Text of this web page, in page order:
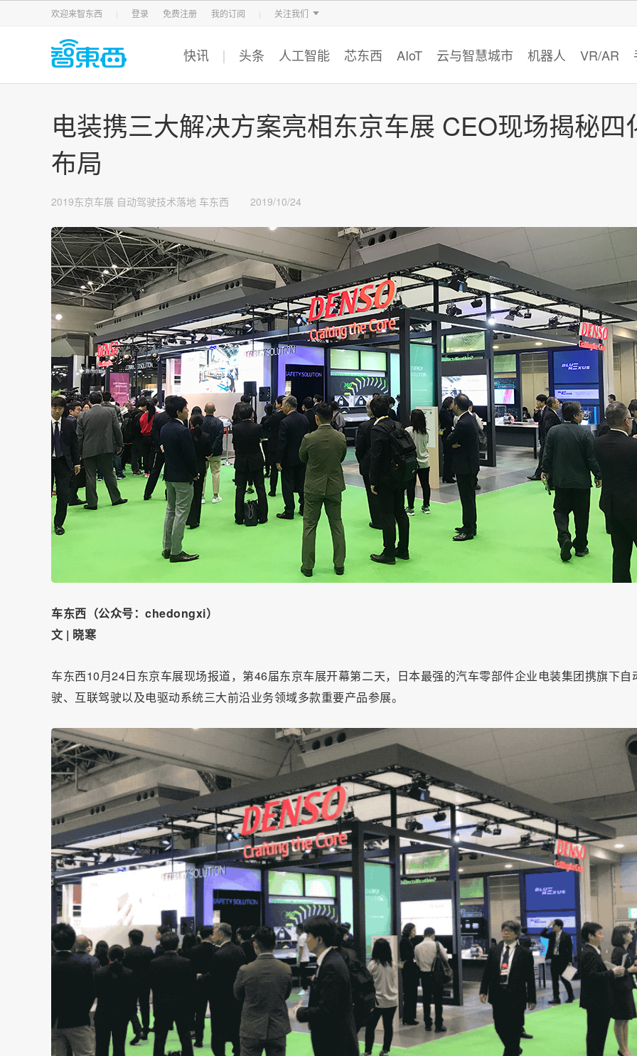
欢迎来智东西 登录 免费注册 我的订阅 关注我们
智东西 车东西 芯东西 智猩猩
快讯 头条 人工智能 芯东西 AIoT 云与智慧城市 机器人 VR/AR
电装携三大解决方案亮相东京车展 CEO现场揭秘四
布局
2019东京车展 自动驾驶技术落地 车东西 2019/10/24
车东西（公众号：chedongxi）
文 | 晓寒
车东西10月24日东京车展现场报道，第46届东京车展开幕第二天，日本最强的汽车零部件企业电装集团携旗下自
驶、互联驾驶以及电驱动系统三大前沿业务领域多款重要产品参展。